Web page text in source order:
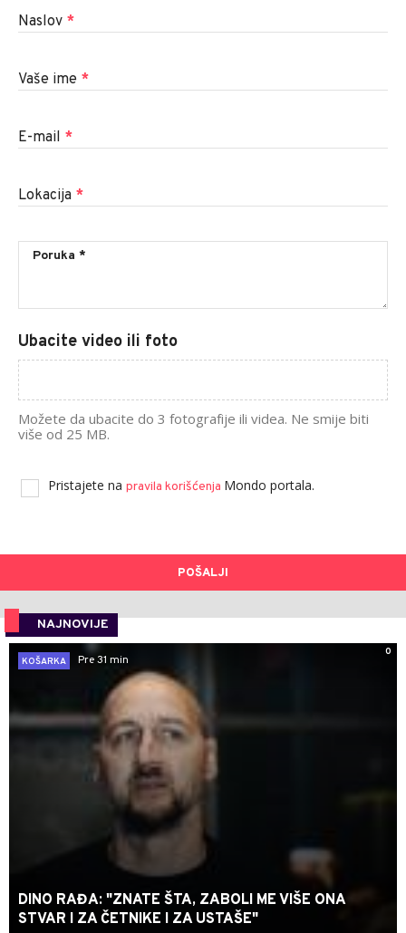
Naslov *
Vaše ime *
E-mail *
Lokacija *
Ubacite video ili foto
Možete da ubacite do 3 fotografije ili videa. Ne smije biti
više od 25 MB.
Pristajete na pravila korišćenja Mondo portala.
POŠALJI
NAJNOVIJE
0
KOŠARKA
Pre 31 min
DINO RAĐA: "ZNATE ŠTA, ZABOLI ME VIŠE ONA
STVAR I ZA ČETNIKE I ZA USTAŠE"